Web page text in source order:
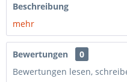
Beschreibung
mehr
Bewertungen
0
Bewertungen lesen,